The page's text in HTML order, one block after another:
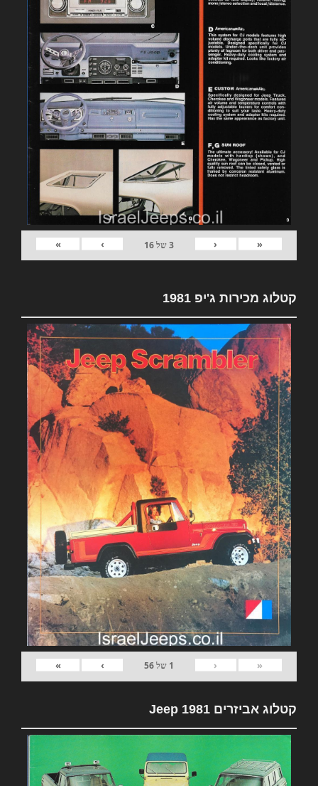
«
‹
3של16
›
»
קטלוג מכירות ג'יפ 1981
«
‹
1 של56
›
»
קטלוג אביזרים 1981 Jeep